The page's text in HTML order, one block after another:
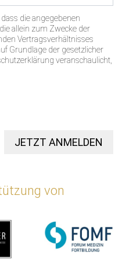
die angegebenen
allein zum Zwecke der
Vertragsverhältnisses
Grundlage der gesetzlicher
veranschaulicht,
JETZT ANMELDEN
von